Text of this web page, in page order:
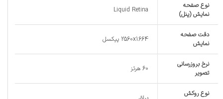
نوع صفحه
نمایش (پنل)
Liquid Retina
دقت صفحه
نمایش
2560x1664 پیکسل
نرخ بروزرسانی
تصویر
60 هرتز
نوع روکش